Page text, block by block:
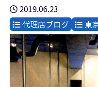
2019.06.23
代理店ブログ
東